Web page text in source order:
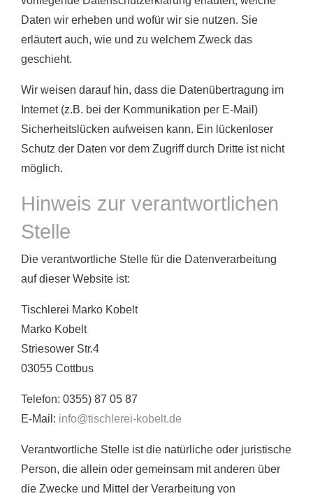
Daten wir erheben und wofür wir sie nutzen. Sie
erläutert auch, wie und zu welchem Zweck das
geschieht.
Wir weisen darauf hin, dass die Datenübertragung im
Internet (z.B. bei der Kommunikation per E-Mail)
Sicherheitslücken aufweisen kann. Ein lückenloser
Schutz der Daten vor dem Zugriff durch Dritte ist nicht
möglich.
Hinweis zur verantwortlichen
Stelle
Die verantwortliche Stelle für die Datenverarbeitung
auf dieser Website ist:
Tischlerei Marko Kobelt
Marko Kobelt
Striesower Str.4
03055 Cottbus
Telefon: 0355) 87 05 87
E-Mail: info@tischlerei-kobelt.de
Verantwortliche Stelle ist die natürliche oder juristische
Person, die allein oder gemeinsam mit anderen über
die Zwecke und Mittel der Verarbeitung von